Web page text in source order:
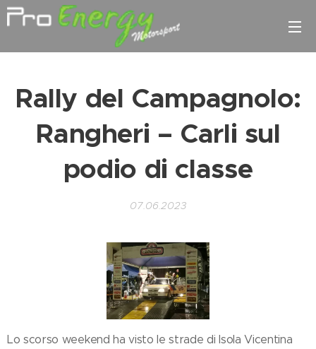
Rally del Campagnolo:
Rangheri – Carli sul
podio di classe
07.06.2023
Lo scorso weekend ha visto le strade di Isola Vicentina